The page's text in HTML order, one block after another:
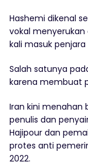
Hashemi dikenal
vokal
kali masuk
Salah satunya
karena membuat
Iran kini menahan
penulis dan
Hajipour dan
protes anti
2022.